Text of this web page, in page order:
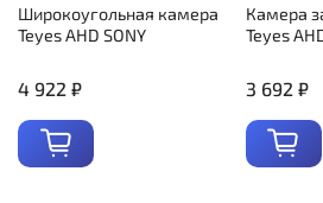
Широкоугольная камера
Teyes AHD SONY
4 922 ₽
Камера
Teyes
3 692 ₽